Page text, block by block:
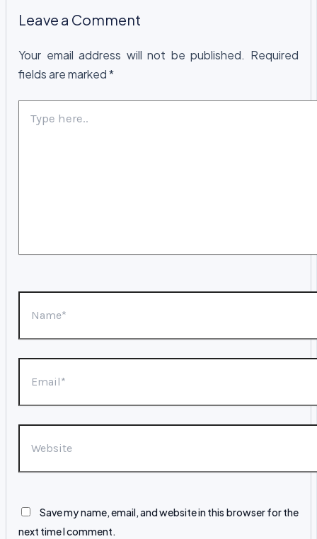
Leave a Comment
Your email address will not be published. Required
fields are marked*
here..
Save my name, email, and website in this browser for the
next time I comment.